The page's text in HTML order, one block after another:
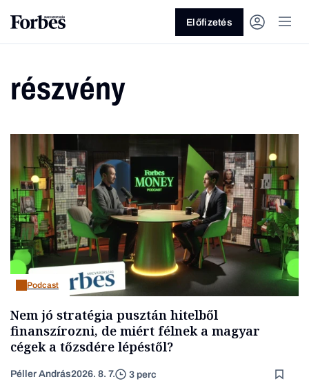
Vagy fedezze fel a következő
témákat
Üzlet Zöld Legyél jobb!
Előfizetés
részvény
Podcast
Nem jó stratégia pusztán hitelből
finanszírozni, de miért félnek a magyar
cégek a tőzsdére lépéstől?
Péller András2026. 8. 7. 3 perc